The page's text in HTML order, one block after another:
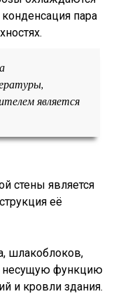
пара
является
стены является
её
шлакоблоков,
несущую функцию
и кровли здания.